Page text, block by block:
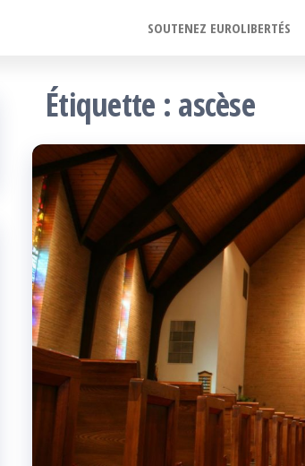
SOUTENEZ EUROLIBERTÉS
Étiquette : ascèse